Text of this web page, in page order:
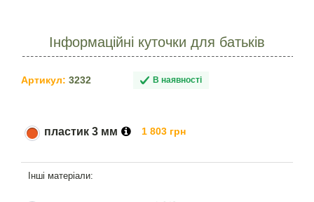
Інформаційні куточки для батьків
Артикул: 3232 В наявності
пластик 3 мм 1 803 грн